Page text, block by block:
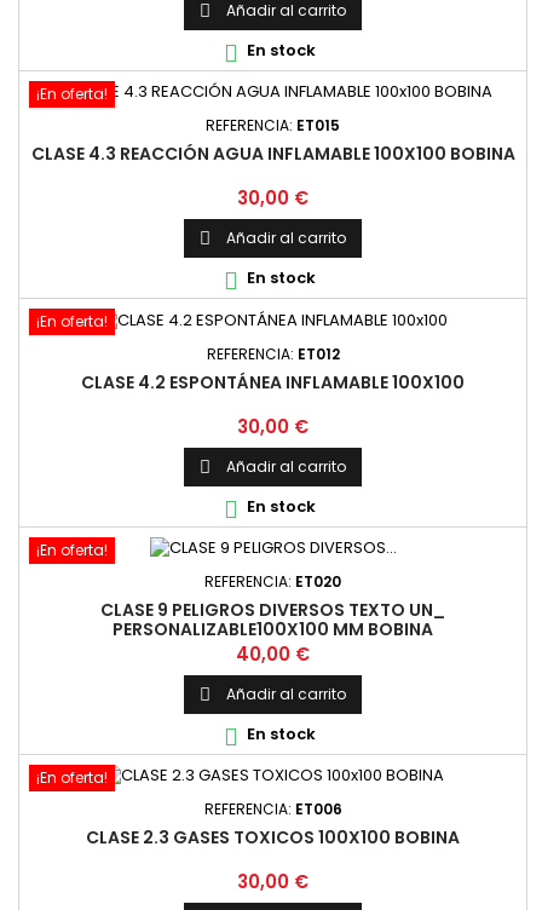
 Añadir al carrito
 En stock
¡En oferta!
REFERENCIA: ET015
CLASE 4.3 REACCIÓN AGUA INFLAMABLE 100X100 BOBINA
Precio
30,00 €
 Añadir al carrito
 En stock
¡En oferta!
REFERENCIA: ET012
CLASE 4.2 ESPONTÁNEA INFLAMABLE 100X100
Precio
30,00 €
 Añadir al carrito
 En stock
¡En oferta!
REFERENCIA: ET020
CLASE 9 PELIGROS DIVERSOS TEXTO UN_
PERSONALIZABLE100X100 MM BOBINA
Precio
40,00 €
 Añadir al carrito
 En stock
¡En oferta!
REFERENCIA: ET006
CLASE 2.3 GASES TOXICOS 100X100 BOBINA
Precio
30,00 €